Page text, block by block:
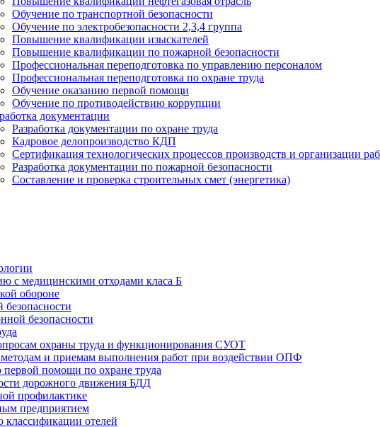
Обучение по транспортной безопасности
Обучение по электробезопасности 2,3,4 группа
Повышение квалификации изыскателей
Повышение квалификации по пожарной безопасности
Профессиональная переподготовка по управлению персоналом
Профессиональная переподготовка по охране труда
Обучение оказанию первой помощи
Обучение по противодействию коррупции
документации
Разработка документации по охране труда
Кадровое делопроизводство КДП
Сертификация технологических процессов производств и организации
Разработка документации по пожарной безопасности
Составление и проверка строительных смет (энергетика)
с медицинскими отходами класа Б
обороне
безопасности
охраны труда и функционирования СУОТ
и приемам выполнения работ при воздействии ОПФ
помощи по охране труда
дорожного движения БДД
профилактике
предприятием
классификации отелей